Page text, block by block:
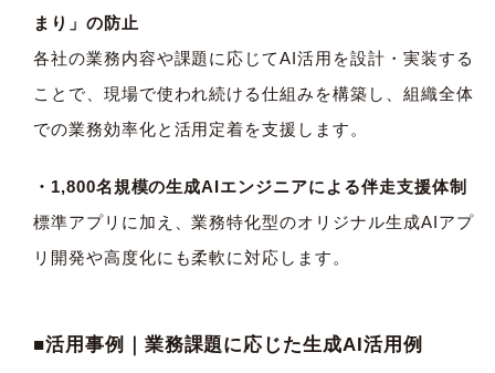
まり」の防止
各社の業務内容や課題に応じてAI活用を設計・実装する
ことで、現場で使われ続ける仕組みを構築し、組織全体
での業務効率化と活用定着を支援します。
・1,800名規模の生成AIエンジニアによる伴走支援体制
標準アプリに加え、業務特化型のオリジナル生成AIアプ
リ開発や高度化にも柔軟に対応します。
■活用事例｜業務課題に応じた生成AI活用例